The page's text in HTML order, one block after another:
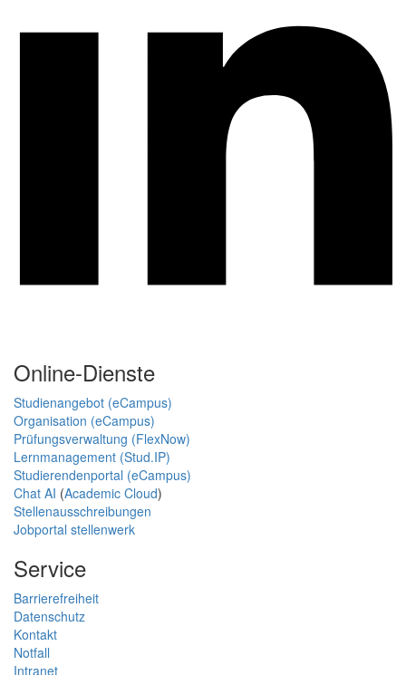
Online-Dienste
Studienangebot (eCampus)
Organisation (eCampus)
Prüfungsverwaltung (FlexNow)
Lernmanagement (Stud.IP)
Studierendenportal (eCampus)
Chat AI (Academic Cloud)
Stellenausschreibungen
Jobportal stellenwerk
Service
Barrierefreiheit
Datenschutz
Kontakt
Notfall
Intranet